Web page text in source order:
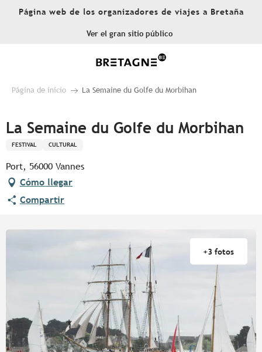
AllerPágina web de los organizadores de viajes a Bretaña
Ver el gran sitio público
Página de inicio La Semaine du Golfe du Morbihan
La Semaine du Golfe du Morbihan
FESTIVAL CULTURAL
Port, 56000 Vannes
Cómo llegar
Compartir
+3 fotos